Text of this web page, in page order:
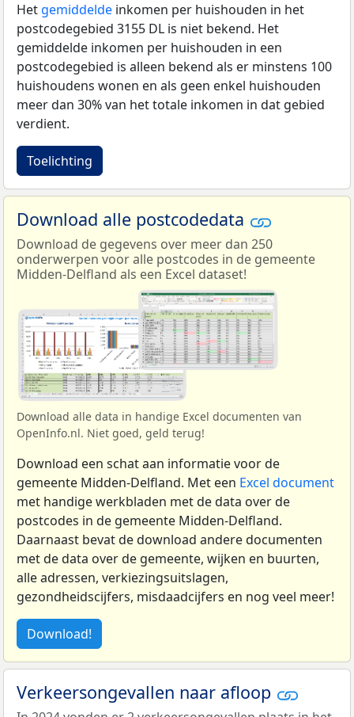
Het gemiddelde inkomen per huishouden in het
postcodegebied 3155 DL is niet bekend. Het
gemiddelde inkomen per huishouden in een
postcodegebied is alleen bekend als er minstens 100
huishoudens wonen en als geen enkel huishouden
meer dan 30% van het totale inkomen in dat gebied
verdient.
Toelichting
Download alle postcodedata
Download de gegevens over meer dan 250
onderwerpen voor alle postcodes in de gemeente
Midden-Delfland als een Excel dataset!
Download alle data in handige Excel documenten van
OpenInfo.nl. Niet goed, geld terug!
Download een schat aan informatie voor de
gemeente Midden-Delfland. Met een Excel document
met handige werkbladen met de data over de
postcodes in de gemeente Midden-Delfland.
Daarnaast bevat de download andere documenten
met de data over de gemeente, wijken en buurten,
alle adressen, verkiezingsuitslagen,
gezondheidscijfers, misdaadcijfers en nog veel meer!
Download!
Verkeersongevallen naar afloop